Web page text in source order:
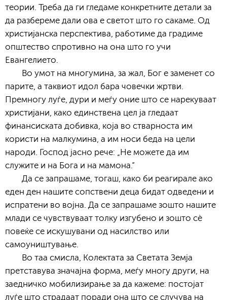
теории. Треба да ги гледаме конкретните детали за
да разбереме дали ова е светот што го сакаме. Од
христијанска перспектива, работиме да градиме
општество спротивно на она што го учи
Евангелието.
Во умот на многумина, за жал, Бог е заменет со
парите, а таквиот идол бара човечки жртви.
Премногу луѓе, дури и меѓу оние што се нарекуваат
христијани, како единствена цел ја гледаат
финансиската добивка, која во стварноста им
користи на малкумина, а им носи беда на цели
народи. Господ јасно рече: „Не можете да им
служите и на Бога и на мамона.“
Да се запрашаме, тогаш, како би реагирале ако
еден ден нашите сопствени деца бидат одведени и
испратени во војна. Да се запрашаме зошто нашите
млади се чувствуваат толку изгубено и зошто сè
повеќе се искушувани од насилство или
самоуништување.
Во таа смисла, Колектата за Светата Земја
претставува значајна форма, меѓу многу други, на
заедничко мобилизирање за да кажеме: постојат
луѓе што страдаат поради она што се случува на